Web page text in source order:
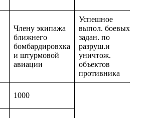
Члену экипажа
ближнего
бомбардировхка
и штурмовой
авиации
Успешное
выпол. боевых
задан. по
разруш.и
уничтож.
объектов
противника
1000